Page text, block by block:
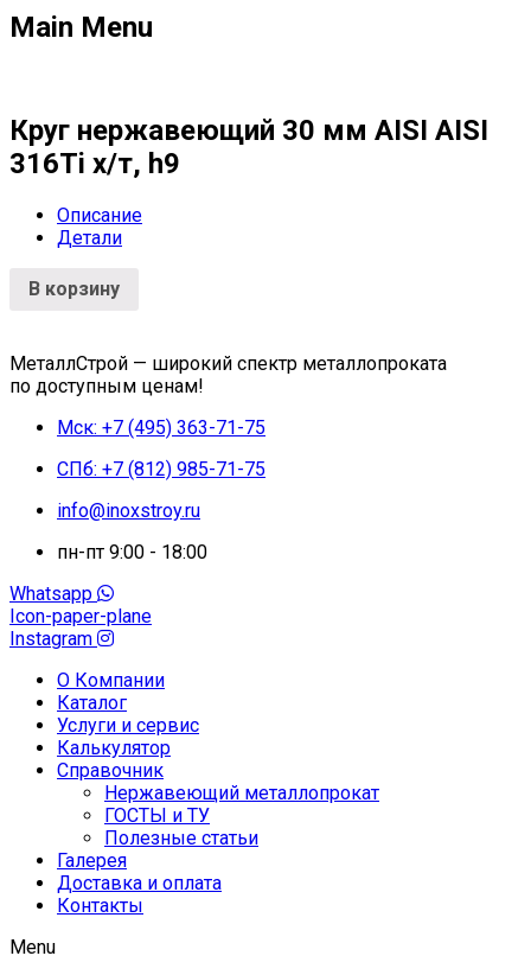
Main Menu
Круг нержавеющий 30 мм AISI AISI
316Ti х/т, h9
Описание
Детали
В корзину
МеталлСтрой — широкий спектр металлопроката
по доступным ценам!
Мск: +7 (495) 363-71-75
СПб: +7 (812) 985-71-75
info@inoxstroy.ru
пн-пт 9:00 - 18:00
Whatsapp
Icon-paper-plane
Instagram
О Компании
Каталог
Услуги и сервис
Калькулятор
Справочник
Нержавеющий металлопрокат
ГОСТЫ и ТУ
Полезные статьи
Галерея
Доставка и оплата
Контакты
Menu